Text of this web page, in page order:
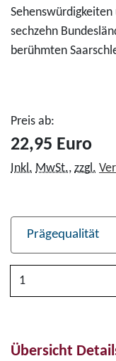
sechzehn
berühmten
Preis ab:
22,95 Euro
Inkl. MwSt., zzgl.
Prägequalität
Anzahl
Übersicht